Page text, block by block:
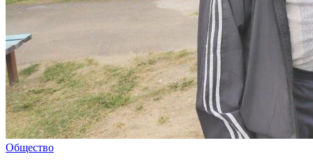
Общество